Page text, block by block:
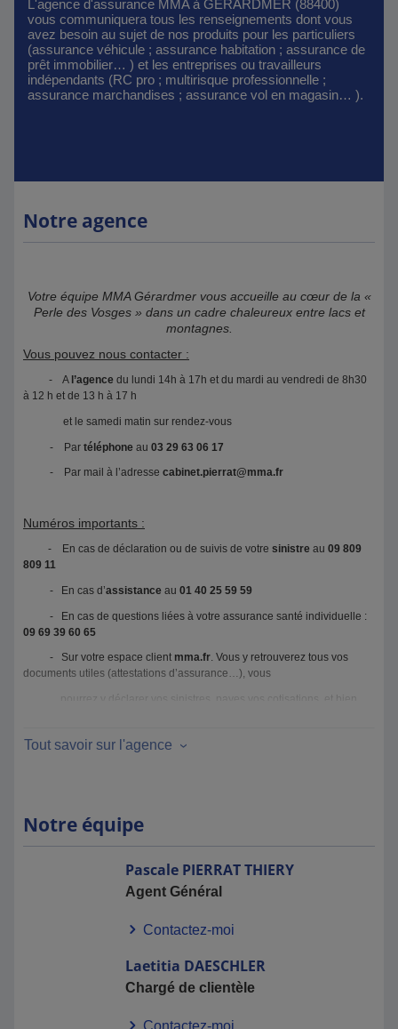
L'agence d'assurance MMA à GERARDMER (88400)
vous communiquera tous les renseignements dont vous
avez besoin au sujet de nos produits pour les particuliers
(assurance véhicule ; assurance habitation ; assurance de
prêt immobilier… ) et les entreprises ou travailleurs
indépendants (RC pro ; multirisque professionnelle ;
assurance marchandises ; assurance vol en magasin… ).
Notre agence
Votre équipe MMA Gérardmer vous accueille au cœur de la «
Perle des Vosges » dans un cadre chaleureux entre lacs et
montagnes.
Vous pouvez nous contacter :
- A l’agence du lundi 14h à 17h et du mardi au vendredi de 8h30
à 12 h et de 13 h à 17 h
et le samedi matin sur rendez-vous
- Par téléphone au 03 29 63 06 17
- Par mail à l’adresse cabinet.pierrat@mma.fr
Numéros importants :
- En cas de déclaration ou de suivis de votre sinistre au 09 809
809 11
- En cas d’assistance au 01 40 25 59 59
- En cas de questions liées à votre assurance santé individuelle :
09 69 39 60 65
- Sur votre espace client mma.fr. Vous y retrouverez tous vos
documents utiles (attestations d’assurance…), vous
Tout savoir sur l'agence
Notre équipe
Pascale PIERRAT THIERY
Agent Général
Contactez-moi
Laetitia DAESCHLER
Chargé de clientèle
Contactez-moi